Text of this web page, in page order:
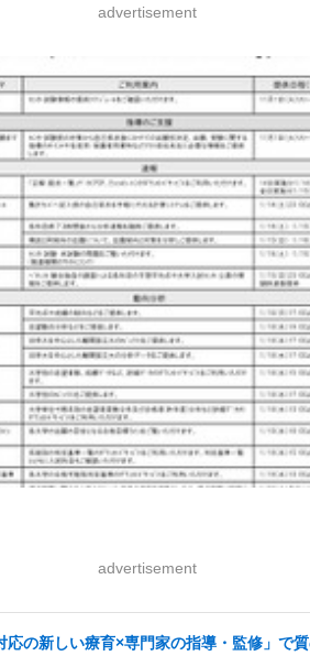
advertisement
advertisement
の新しい療育×専門家の指導・監修」で